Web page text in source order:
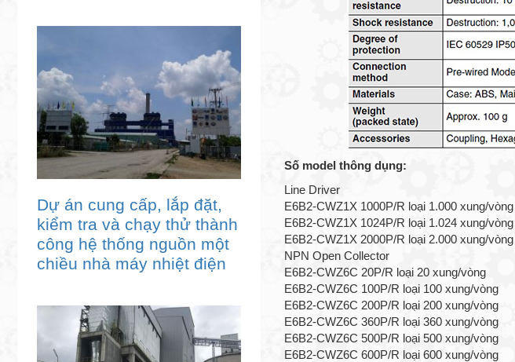
Số model thông dụng:
Line Driver
E6B2-CWZ1X 1000P/R loại 1.000 xung/vòng
E6B2-CWZ1X 1024P/R loại 1.024 xung/vòng
E6B2-CWZ1X 2000P/R loại 2.000 xung/vòng
NPN Open Collector
E6B2-CWZ6C 20P/R loại 20 xung/vòng
E6B2-CWZ6C 100P/R loại 100 xung/vòng
E6B2-CWZ6C 200P/R loại 200 xung/vòng
E6B2-CWZ6C 360P/R loại 360 xung/vòng
E6B2-CWZ6C 500P/R loại 500 xung/vòng
E6B2-CWZ6C 600P/R loại 600 xung/vòng
Dự án cung cấp, lắp đặt,
kiểm tra và chạy thử thành
công hệ thống nguồn một
chiều nhà máy nhiệt điện